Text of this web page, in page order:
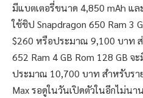
มีแบตเตอรี่ขนาด 4,850 mAh แล
ใช้ชิป Snapdragon 650 Ram 3
$260 หรือประมาณ 9,100 บาท
652 Ram 4 GB Rom 128 GB จ
ประมาณ 10,700 บาท สำหรับรา
Max รอดูในวันเปิดตัวในอีกไม่นา